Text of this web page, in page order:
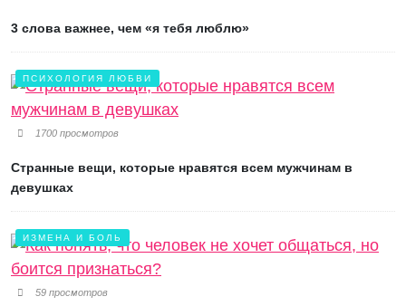
3 слова важнее, чем «я тебя люблю»
ПСИХОЛОГИЯ ЛЮБВИ
1700 просмотров
Странные вещи, которые нравятся всем мужчинам в
девушках
ИЗМЕНА И БОЛЬ
59 просмотров